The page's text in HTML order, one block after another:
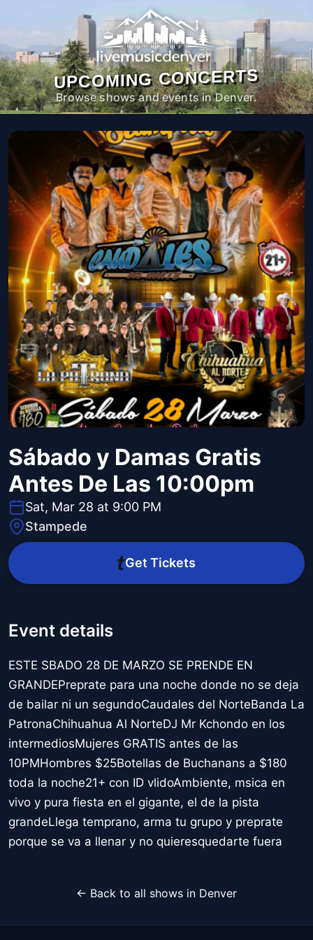
UPCOMING CONCERTS
Browse shows and events in Denver.
Sábado y Damas Gratis
Antes De Las 10:00pm
Sat, Mar 28 at 9:00 PM
Stampede
Get Tickets
Event details
ESTE SBADO 28 DE MARZO SE PRENDE EN
GRANDEPreprate para una noche donde no se deja
de bailar ni un segundoCaudales del NorteBanda La
PatronaChihuahua Al NorteDJ Mr Kchondo en los
intermediosMujeres GRATIS antes de las
10PMHombres $25Botellas de Buchanans a $180
toda la noche21+ con ID vlidoAmbiente, msica en
vivo y pura fiesta en el gigante, el de la pista
grandeLlega temprano, arma tu grupo y preprate
porque se va a llenar y no quieresquedarte fuera
← Back to all shows in Denver